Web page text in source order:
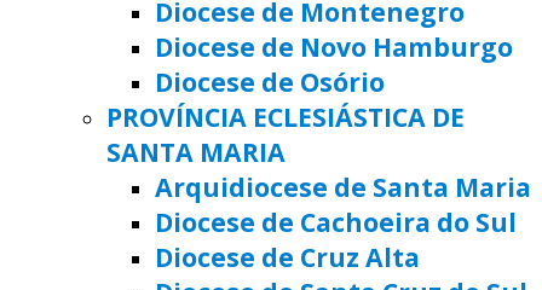
Diocese de Montenegro
Diocese de Novo Hamburgo
Diocese de Osório
PROVÍNCIA ECLESIÁSTICA DE
SANTA MARIA
Arquidiocese de Santa Maria
Diocese de Cachoeira do Sul
Diocese de Cruz Alta